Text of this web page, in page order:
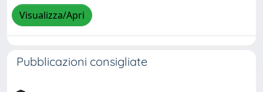
Visualizza/Apri
Pubblicazioni consigliate